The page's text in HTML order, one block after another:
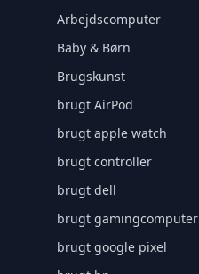
Arbejdscomputer
Baby & Børn
Brugskunst
brugt AirPod
brugt apple watch
brugt controller
brugt dell
brugt gamingcomputer
brugt google pixel